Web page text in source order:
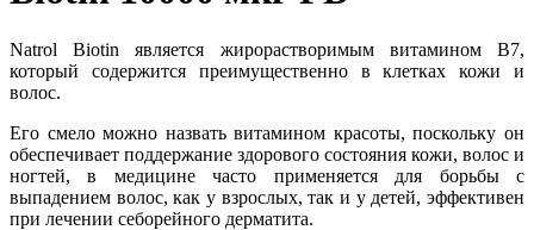
Natrol Biotin является жирорастворимым витамином В7,
который содержится преимущественно в клетках кожи и
волос.
Его смело можно назвать витамином красоты, поскольку он
обеспечивает поддержание здорового состояния кожи, волос и
ногтей, в медицине часто применяется для борьбы с
выпадением волос, как у взрослых, так и у детей, эффективен
при лечении себорейного дерматита.